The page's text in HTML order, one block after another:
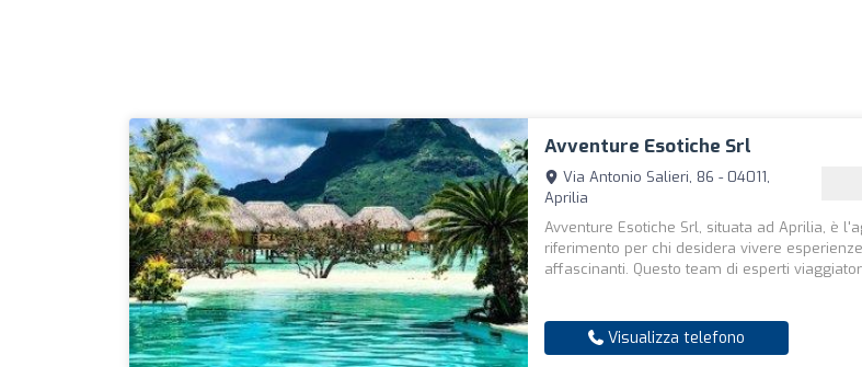
Avventure Esotiche Srl
Via Antonio Salieri, 86 - 04011,
Aprilia
Avventure Esotiche Srl, situata ad Aprilia, è
riferimento per chi desidera vivere
affascinanti. Questo team di esperti
Visualizza telefono